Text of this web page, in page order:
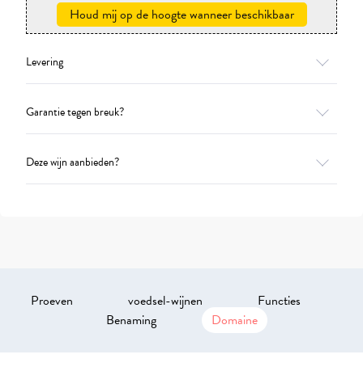
Houd mij op de hoogte wanneer beschikbaar
Levering
Garantie tegen breuk?
Deze wijn aanbieden?
Proeven voedsel-wijnen
Functies
Benaming
Domaine